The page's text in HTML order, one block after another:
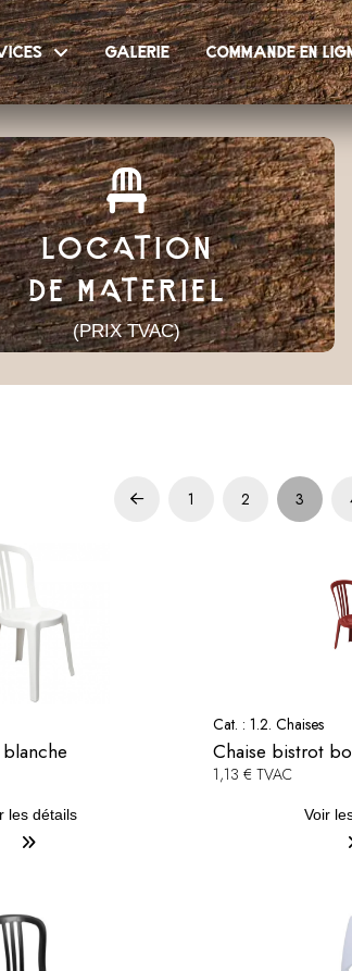
galerie commande en
LOCATION
DE MATERIEL
(PRIX TVAC)
Prev 1 2 3
les détails
Cat. : 1.2. Chaises
Chaise bistrot
1,13 € TVAC
Voir